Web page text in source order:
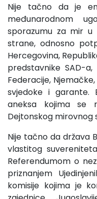
Nije tačno da je
međunarodnom
sporazumu za mir u
strane, odnosno
Hercegovina,
predstavnike SAD-a,
Federacije,
svjedoke i garante.
aneksa kojima se
Dejtonskog mirovnog
Nije tačno da država
vlastitog
Referendumom o
priznanjem
komisije kojima je